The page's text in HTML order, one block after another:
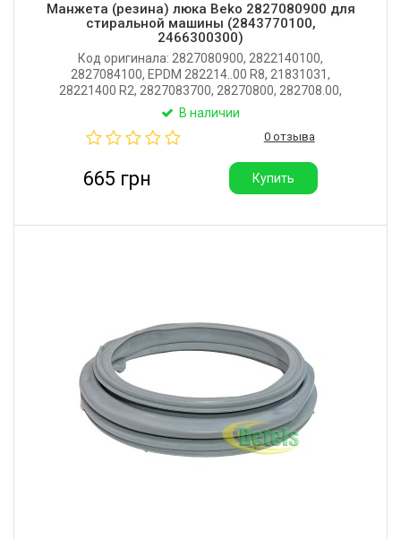
Манжета (резина) люка Beko 2827080900 для
стиральной машины (2843770100,
2466300300)
Код оригинала: 2827080900, 2822140100,
2827084100, EPDM 282214..00 R8, 21831031,
28221400 R2, 2827083700, 28270800, 282708.00,
282708XX00, 2466300300, 2827084100, 284377.00,
2466300306. Производитель: Beko (Турция).
В наличии
0 отзыва
665 грн Купить